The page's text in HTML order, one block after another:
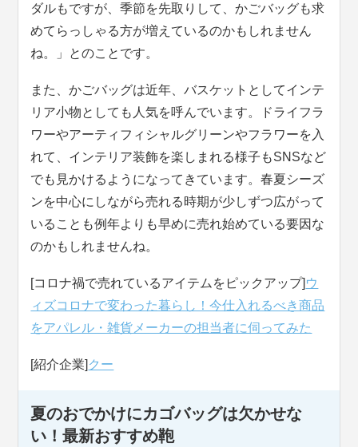
ダルもですが、季節を先取りして、かごバッグも求
めてらっしゃる方が増えているのかもしれません
ね。」とのことです。
また、かごバッグは近年、バスケットとしてインテ
リア小物としても人気を呼んでいます。ドライフラ
ワーやアーティフィシャルグリーンやフラワーを入
れて、インテリア装飾を楽しまれる様子もSNSなど
でも見かけるようになってきています。春夏シーズ
ンを中心にしながら売れる時期が少しずつ広がって
いることも例年よりも早めに売れ始めている要因な
のかもしれませんね。
[コロナ禍で売れているアイテムをピックアップ] ウ
ィズコロナで変わった暮らし！今仕入れるべき商品
をアパレル・雑貨メーカーの担当者に伺ってみた
[紹介企業] クー
夏のおでかけにカゴバッグは欠かせな
い！最新おすすめ鞄